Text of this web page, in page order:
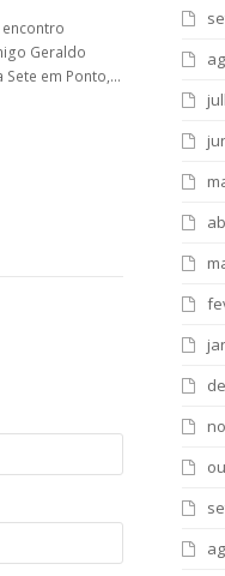
Geraldo
Sete em Ponto,…